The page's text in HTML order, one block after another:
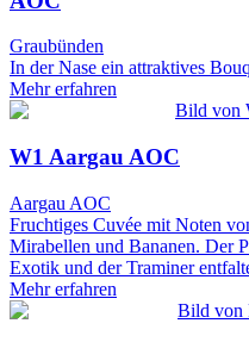
Graubünden
In der Nase ein attraktives
Mehr erfahren
W1 Aargau AOC
Aargau AOC
Fruchtiges Cuvée mit Noten
Mirabellen und Bananen. Der
Exotik und der Traminer
Mehr erfahren